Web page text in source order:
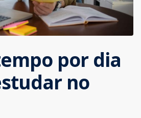
por dia
no